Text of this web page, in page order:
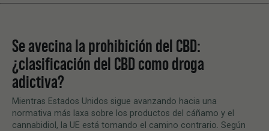
Se avecina la prohibición del CBD:
¿clasificación del CBD como droga
adictiva?
Mientras Estados Unidos sigue avanzando hacia una
normativa más laxa sobre los productos del cáñamo y el
cannabidiol, la UE está tomando el camino contrario. Según